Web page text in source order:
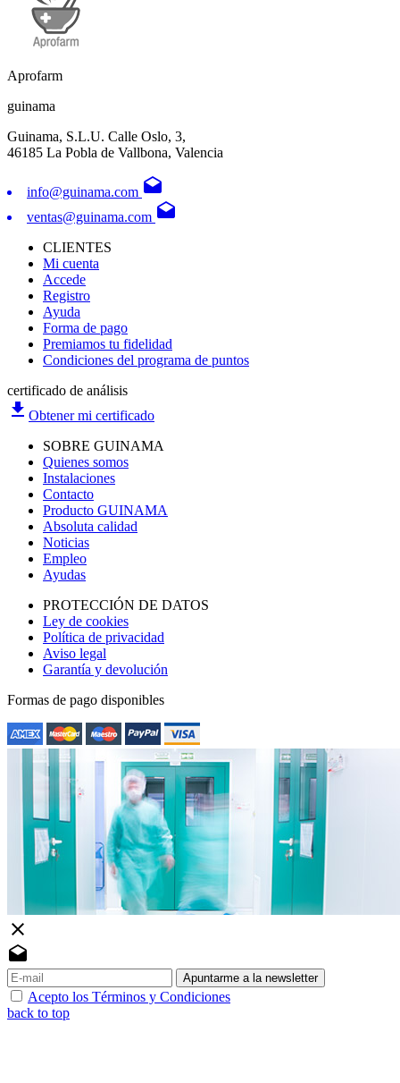
Aprofarm
guinama
Guinama, S.L.U. Calle Oslo, 3,
46185 La Pobla de Vallbona, Valencia
info@guinama.com drafts
ventas@guinama.com drafts
CLIENTES
Mi cuenta
Accede
Registro
Ayuda
Forma de pago
Premiamos tu fidelidad
Condiciones del programa de puntos
certificado de análisis
file_download Obtener mi certificado
SOBRE GUINAMA
Quienes somos
Instalaciones
Contacto
Producto GUINAMA
Absoluta calidad
Noticias
Empleo
Ayudas
PROTECCIÓN DE DATOS
Ley de cookies
Política de privacidad
Aviso legal
Garantía y devolución
Formas de pago disponibles
close
drafts
Apuntarme a la newsletter
Acepto los Términos y Condiciones
back to top